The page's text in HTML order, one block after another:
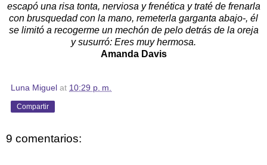
escapó una risa tonta, nerviosa y frenética y traté de frenarla
con brusquedad con la mano, remeterla garganta abajo-, él
se limitó a recogerme un mechón de pelo detrás de la oreja
y susurró: Eres muy hermosa.
Amanda Davis
Luna Miguel at 10:29 p. m.
Compartir
9 comentarios: